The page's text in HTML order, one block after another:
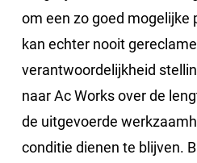
om een zo goed mogelijke
kan echter nooit
verantwoordelijkheid
naar Ac Works over de
de uitgevoerde
conditie dienen te blijven.